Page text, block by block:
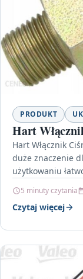
PRODUKT
Hart
Hart Włącznik
duże znaczenie
użytkowaniu
5 minuty czytania
Czytaj więcej